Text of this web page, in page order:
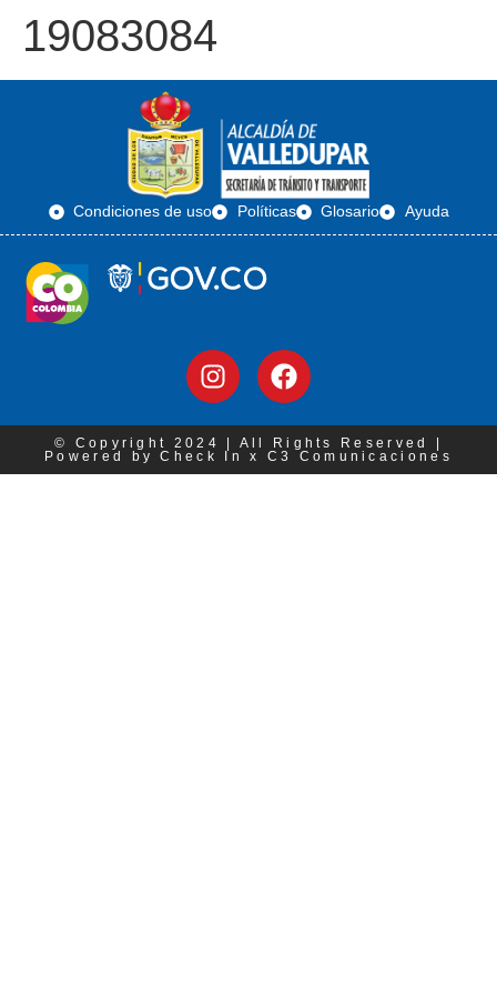
19083084
Condiciones de uso Políticas Glosario Ayuda
© Copyright 2024 | All Rights Reserved |
Powered by Check In x C3 Comunicaciones